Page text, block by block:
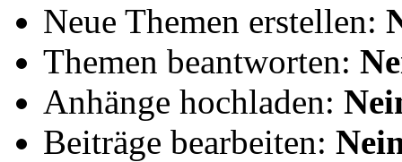
Neue Themen erstellen:
Themen beantworten:
Anhänge hochladen:
Beiträge bearbeiten: